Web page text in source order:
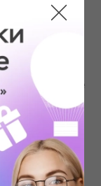
леса
эмоций,
откроют
"Ночное
трассы с
лесу.